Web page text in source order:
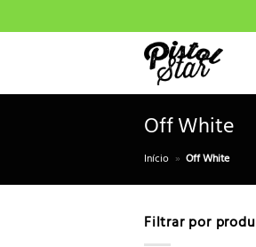
to
Off White
Início » Off White
Filtrar por